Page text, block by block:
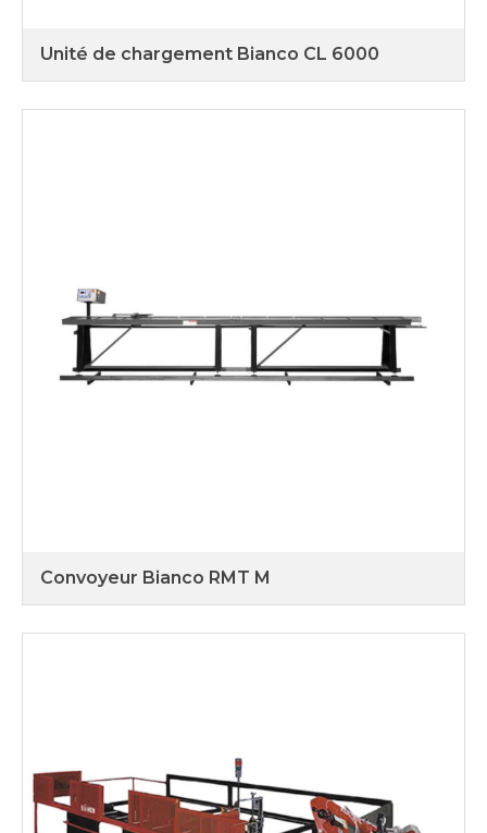
Unité de chargement Bianco CL 6000
Convoyeur Bianco RMT M